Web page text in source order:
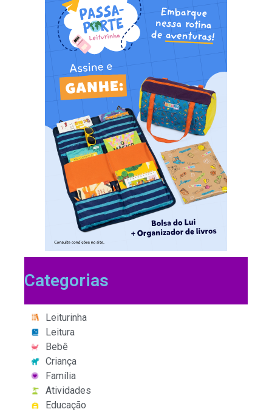
Categorias
Leiturinha
Leitura
Bebê
Criança
Família
Atividades
Educação